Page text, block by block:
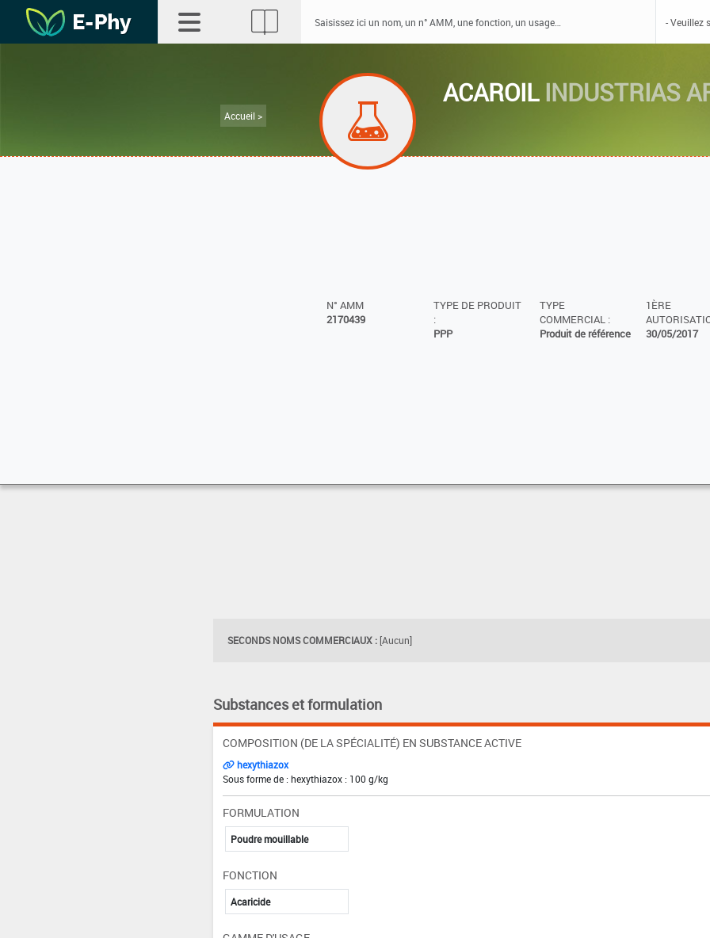
Accueil >
ACAROILINDUSTRIAS
N° AMM
2170439
TYPE DE PRODUIT
:
PPP
TYPE
COMMERCIAL :
Produit de référence
1ÈRE
30/05/2017
SECONDS NOMS COMMERCIAUX : [Aucun]
Substances et formulation
COMPOSITION (DE LA SPÉCIALITÉ) EN SUBSTANCE ACTIVE
hexythiazox
Sous forme de : hexythiazox : 100 g/kg
FORMULATION
Poudre mouillable
FONCTION
Acaricide